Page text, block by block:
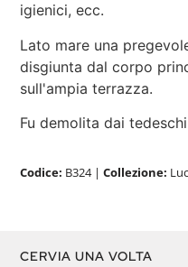
igienici, ecc.
Lato mare una
disgiunta dal corpo
sull'ampia terrazza.
Fu demolita dai
Codice: B324|Collezione:
CERVIA UNA VOLTA